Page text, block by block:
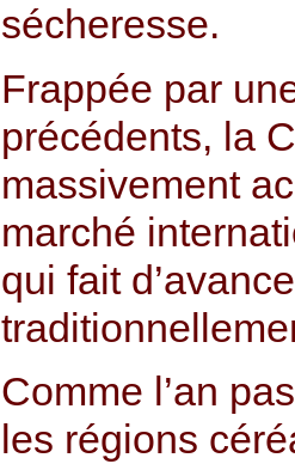
sécheresse.
Frappée par
précédents, la
massivement
marché
qui fait
Comme l’an
les régions